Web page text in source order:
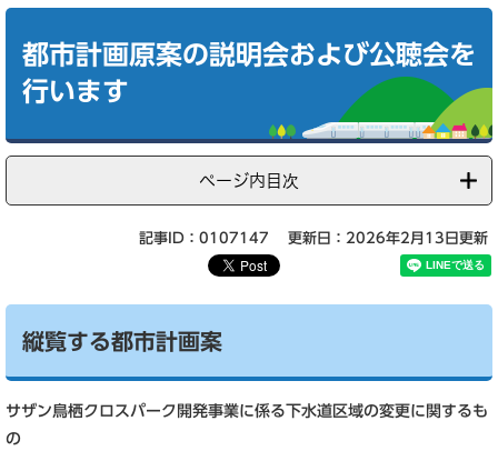
都市計画原案の説明会および公聴会を
行います
ページ内目次
記事ID：0107147 更新日：2026年2月13日更新
縦覧する都市計画案
サザン鳥栖クロスパーク開発事業に係る下水道区域の変更に関するも
の